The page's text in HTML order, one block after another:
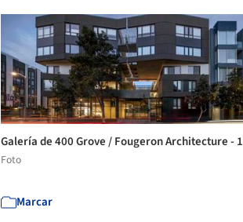
Galería de 400 Grove / Fougeron Architecture - 1
Foto
Marcar